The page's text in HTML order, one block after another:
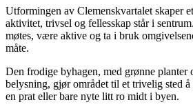
Utformingen av Clemenskvartalet skaper
aktivitet, trivsel og fellesskap står i
møtes, være aktive og ta i bruk
måte.
Den frodige byhagen, med grønne planter
belysning, gjør området til et trivelig sted
en prat eller bare nyte litt ro midt i byen.